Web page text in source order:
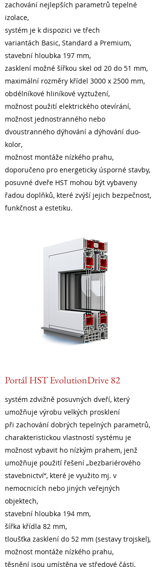
zachování nejlepších parametrů tepelné
izolace,
systém je k dispozici ve třech
variantách Basic, Standard a Premium,
stavební hloubka 197 mm,
zasklení možné šířkou skel od 20 do 51 mm,
maximální rozměry křídel 3000 x 2500 mm,
obdélníkové hliníkové vyztužení,
možnost použití elektrického otevírání,
možnost jednostranného nebo
dvoustranného dýhování a dýhování duo-
kolor,
možnost montáže nízkého prahu,
doporučeno pro energeticky úsporné stavby,
posuvné dveře HST mohou být vybaveny
řadou doplňků, které zvýší jejich bezpečnost,
funkčnost a estetiku.
Portál HST EvolutionDrive 82
systém zdvižně posuvných dveří, který
umožňuje výrobu velkých prosklení
při zachování dobrých tepelných parametrů,
charakteristickou vlastností systému je
možnost vybavit ho nízkým prahem, jenž
umožňuje použití řešení „bezbariérového
stavebnictví“, které je využito mj. v
nemocnicích nebo jiných veřejných
objektech,
stavební hloubka 194 mm,
šířka křídla 82 mm,
tloušťka zasklení do 52 mm (sestavy trojskel),
možnost montáže nízkého prahu,
těsnění jsou umístěna ve středové části,